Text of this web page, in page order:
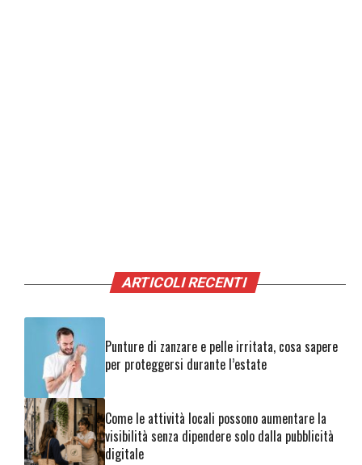
ARTICOLI RECENTI
Punture di zanzare e pelle irritata, cosa sapere
per proteggersi durante l’estate
Come le attività locali possono aumentare la
visibilità senza dipendere solo dalla pubblicità
digitale